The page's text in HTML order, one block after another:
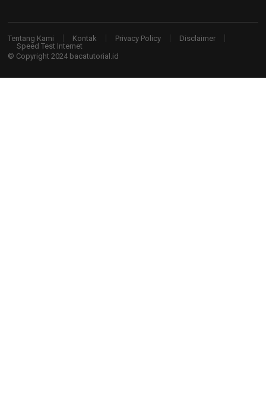
Tentang Kami Kontak Privacy Policy
Disclaimer
Speed Test Internet
© Copyright 2024 bacatutorial.id